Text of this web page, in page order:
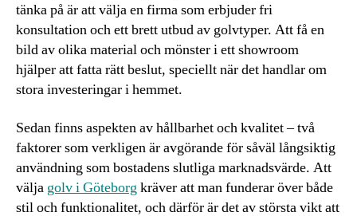
tänka på är att välja en firma som erbjuder fri
konsultation och ett brett utbud av golvtyper. Att få en
bild av olika material och mönster i ett showroom
hjälper att fatta rätt beslut, speciellt när det handlar om
stora investeringar i hemmet.
Sedan finns aspekten av hållbarhet och kvalitet – två
faktorer som verkligen är avgörande för såväl långsiktig
användning som bostadens slutliga marknadsvärde. Att
välja golv i Göteborg kräver att man funderar över både
stil och funktionalitet, och därför är det av största vikt att